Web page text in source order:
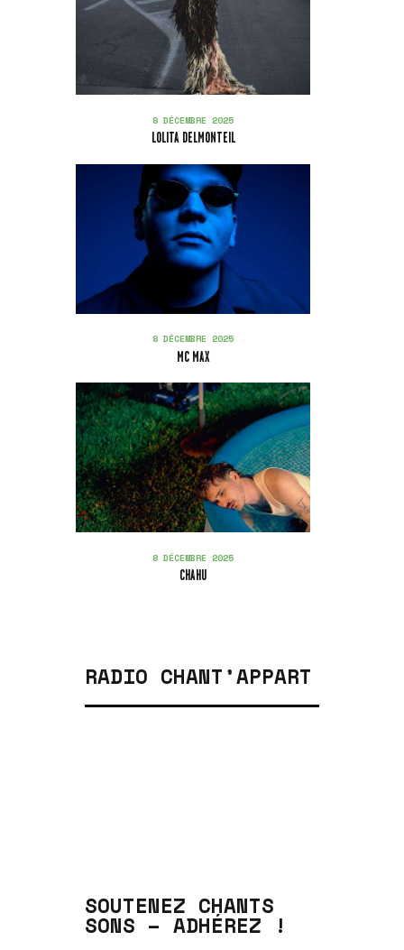
8 DÉCEMBRE 2025
LOLITA DELMONTEIL
8 DÉCEMBRE 2025
MC MAX
8 DÉCEMBRE 2025
CHAHU
RADIO CHANT’APPART
SOUTENEZ CHANTS
SONS – ADHÉREZ !